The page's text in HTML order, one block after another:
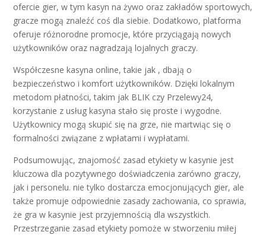
ofercie gier, w tym kasyn na żywo oraz zakładów sportowych,
gracze mogą znaleźć coś dla siebie. Dodatkowo, platforma
oferuje różnorodne promocje, które przyciągają nowych
użytkowników oraz nagradzają lojalnych graczy.
Współczesne kasyna online, takie jak , dbają o
bezpieczeństwo i komfort użytkowników. Dzięki lokalnym
metodom płatności, takim jak BLIK czy Przelewy24,
korzystanie z usług kasyna stało się proste i wygodne.
Użytkownicy mogą skupić się na grze, nie martwiąc się o
formalności związane z wpłatami i wypłatami.
Podsumowując, znajomość zasad etykiety w kasynie jest
kluczowa dla pozytywnego doświadczenia zarówno graczy,
jak i personelu. nie tylko dostarcza emocjonujących gier, ale
także promuje odpowiednie zasady zachowania, co sprawia,
że gra w kasynie jest przyjemnością dla wszystkich.
Przestrzeganie zasad etykiety pomoże w stworzeniu miłej